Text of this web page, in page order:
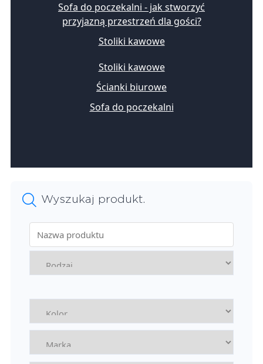
Sofa do poczekalni - jak stworzyć
przyjazną przestrzeń dla gości?
Stoliki kawowe
Stoliki kawowe
Ścianki biurowe
Sofa do poczekalni
Wyszukaj produkt.